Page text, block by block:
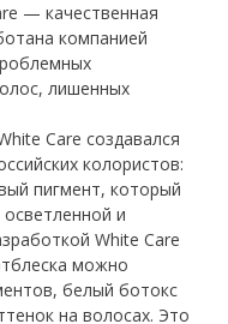
— качественная
компанией
лишенных
Care создавался
колористов:
пигмент, который
и
White Care
можно
белый ботокс
на волосах. Это